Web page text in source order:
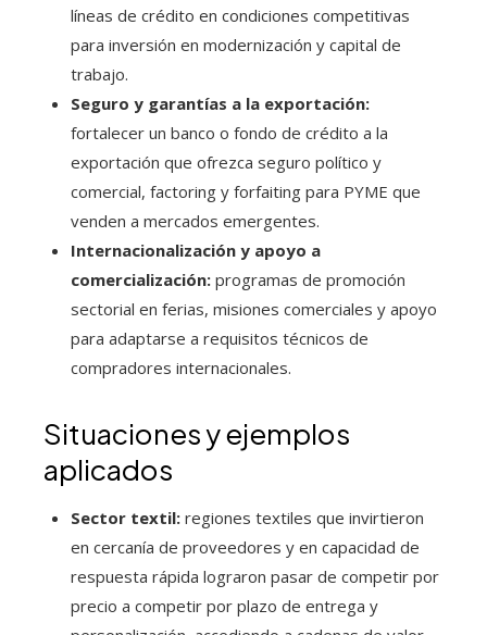
líneas de crédito en condiciones competitivas
para inversión en modernización y capital de
trabajo.
Seguro y garantías a la exportación:
fortalecer un banco o fondo de crédito a la
exportación que ofrezca seguro político y
comercial, factoring y forfaiting para PYME que
venden a mercados emergentes.
Internacionalización y apoyo a
comercialización: programas de promoción
sectorial en ferias, misiones comerciales y apoyo
para adaptarse a requisitos técnicos de
compradores internacionales.
Situaciones y ejemplos
aplicados
Sector textil: regiones textiles que invirtieron
en cercanía de proveedores y en capacidad de
respuesta rápida lograron pasar de competir por
precio a competir por plazo de entrega y